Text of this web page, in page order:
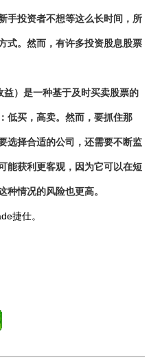
手投资者不想等这么长时间，所
式。然而，有许多投资股息股票
益）是一种基于及时买卖股票的
低买，高卖。然而，要抓住那
选择合适的公司，还需要不断监
能获利更客观，因为它可以在短
种情况的风险也更高。
捷仕。